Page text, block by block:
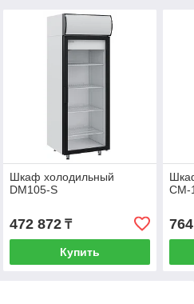
Шкаф холодильный
DМ105-S
472 872₸
Купить
СМ-